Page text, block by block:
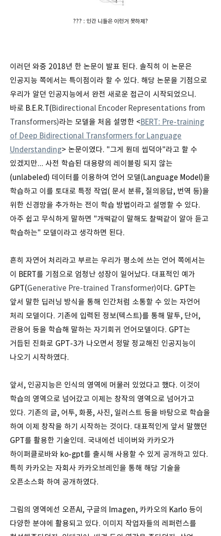
??? : 인간 니들은 이런거 못하제?
이러던 와중 2018년 한 논문이 발표 된다. 솔직히 이 논문은
인공지능 쪽에서는 특이점이라 할 수 있다. 해당 논문을 기점으로
우리가 알던 인공지능에서 완전 새로운 접근이 시작되었으니.
바로 B.E.R.T(Bidirectional Encoder Representations from
Transformers)라는 모델을 처음 설명한 <BERT: Pre-training
of Deep Bidirectional Transformers for Language
Understanding> 논문이였다. "그게 뭔데 씹덕아"라고 할 수
있겠지만... 사전 학습된 대용량의 레이블링 되지 않는
(unlabeled) 데이터를 이용하여 언어 모델(Language Model)을
학습하고 이를 토대로 특정 작업( 문서 분류, 질의응답, 번역 등)을
위한 신경망을 추가하는 전이 학습 방법이라고 설명할 수 있다.
아주 쉽고 무식하게 말하면 "개떡같이 말해도 찰떡같이 알아 듣고
학습하는" 모델이라고 생각하면 된다.
흔히 자연어 처리라고 부르는 우리가 평소에 쓰는 언어 쪽에서는
이 BERT를 기점으로 엄청난 성장이 일어났다. 대표적인 예가
GPT(Generative Pre-trained Transformer)이다. GPT는
앞서 말한 딥러닝 방식을 통해 인간처럼 소통할 수 있는 자언어
처리 모델이다. 기존에 입력된 정보(텍스트)를 통해 말투, 단어,
관용어 등을 학습해 말하는 자기회귀 언어모델이다. GPT는
거듭된 진화로 GPT-3가 나오면서 정말 정교해진 인공지능이
나오기 시작하였다.
앞서, 인공지능은 인식의 영역에 머물러 있었다고 했다. 이것이
학습의 영역으로 넘어갔고 이제는 창작의 영역으로 넘어가고
있다. 기존의 글, 어투, 화풍, 사진, 일러스트 등을 바탕으로 학습을
하여 이제 창작을 하기 시작하는 것이다. 대표적인게 앞서 말했던
GPT를 활용한 기술인데. 국내에선 네이버와 카카오가
하이퍼클로바와 ko-gpt를 출시해 사용할 수 있게 공개하고 있다.
특히 카카오는 자회사 카카오브레인을 통해 해당 기술을
오픈소스화 하여 공개하였다.
그림의 영역에선 오픈AI, 구글의 Imagen, 카카오의 Karlo 등이
다양한 분야에 활용되고 있다. 이미지 작업자들의 레퍼런스를